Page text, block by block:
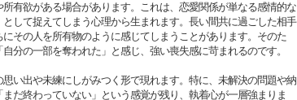
有欲がある場合があります。これは、恋愛関係が単なる感情的な
して捉えてしまう心理から生まれます。長い間共に過ごした相手
その人を所有物のように感じてしまうことがあります。そのた
分の一部を奪われた」と感じ、強い喪失感に苛まれるのです。
い出や未練にしがみつく形で現れます。特に、未解決の問題や納
だ終わっていない」という感覚が残り、執着心が一層強まりま